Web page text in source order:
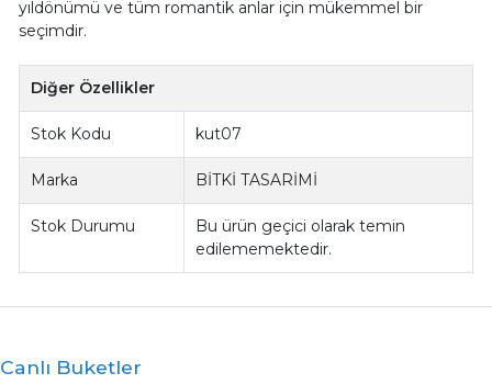
yıldönümü ve tüm romantik anlar için mükemmel bir
seçimdir.
Diğer Özellikler
Stok Kodu kut07
Marka BİTKİ TASARİMİ
Stok Durumu
Bu ürün geçici olarak temin
edilememektedir.
Canlı Buketler